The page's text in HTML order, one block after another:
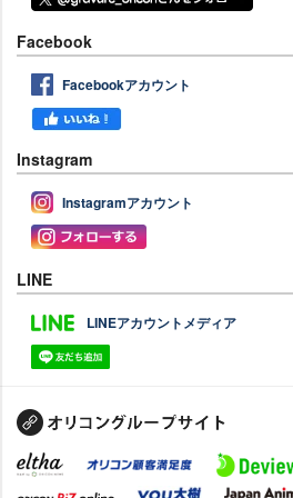
Facebook
Facebookアカウント
Instagram
Instagramアカウント
LINE
LINEアカウントメディア